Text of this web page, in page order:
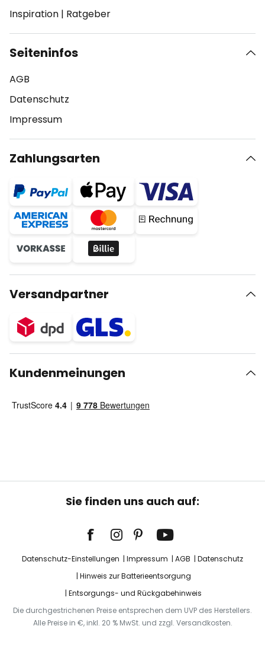
Inspiration | Ratgeber
Seiteninfos
AGB
Datenschutz
Impressum
Zahlungsarten
Versandpartner
Kundenmeinungen
Sie finden uns auch auf:
Datenschutz-Einstellungen Impressum AGB
Datenschutz
Hinweis zur Batterieentsorgung
Entsorgungs- und Rückgabehinweis
Die durchgestrichenen Preise entsprechen dem UVP des Herstellers.
Alle Preise in €, inkl. 20 % MwSt. und zzgl. Versandkosten.